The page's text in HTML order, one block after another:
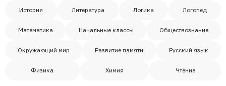
Евгения
Алина Голубева
Иван
История Литература Логика Логопед
Математика Начальные классы Обществознание
Окружающий мир Развитие памяти Русский язык
Физика Химия Чтение